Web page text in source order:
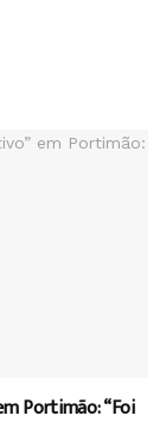
Portimão: “Foi